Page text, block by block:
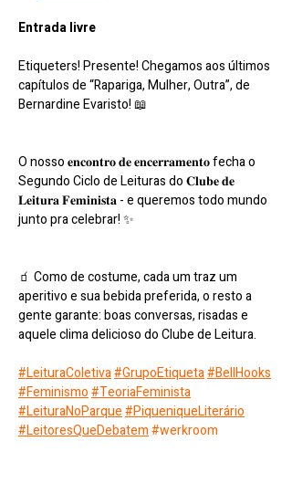
Entrada livre
Etiqueters! Presente! Chegamos aos últimos
capítulos de “Rapariga, Mulher, Outra”, de
Bernardine Evaristo! 📖
O nosso 𝐞𝐧𝐜𝐨𝐧𝐭𝐫𝐨 𝐝𝐞 𝐞𝐧𝐜𝐞𝐫𝐫𝐚𝐦𝐞𝐧𝐭𝐨 fecha o
Segundo Ciclo de Leituras do 𝐂𝐥𝐮𝐛𝐞 𝐝𝐞
𝐋𝐞𝐢𝐭𝐮𝐫𝐚 𝐅𝐞𝐦𝐢𝐧𝐢𝐬𝐭𝐚 - e queremos todo mundo
junto pra celebrar! ✨
🧃 Como de costume, cada um traz um
aperitivo e sua bebida preferida, o resto a
gente garante: boas conversas, risadas e
aquele clima delicioso do Clube de Leitura.
#LeituraColetiva#GrupoEtiqueta#BellHooks
#Feminismo#TeoriaFeminista
#LeituraNoParque#PiqueniqueLiterário
#LeitoresQueDebatem#werkroom